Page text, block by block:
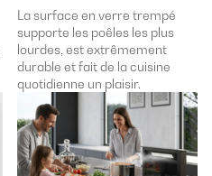
La surface en verre trempé
supporte les poêles les plus
lourdes, est extrêmement
durable et fait de la cuisine
quotidienne un plaisir.